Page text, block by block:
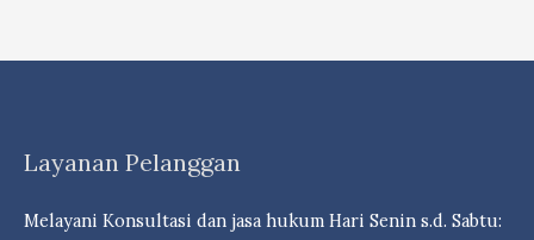
Layanan Pelanggan
Melayani Konsultasi dan jasa hukum Hari Senin s.d. Sabtu: